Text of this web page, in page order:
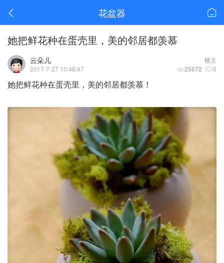
花盆器
她把鲜花种在蛋壳里，美的邻居都羡慕
楼主
云朵儿
25672 0
2017-7-27 10:48:47
她把鲜花种在蛋壳里，美的邻居都羡慕！